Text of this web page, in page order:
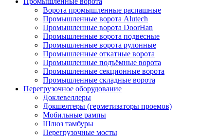
Ворота промышленные распашные
Промышленные ворота Alutech
Промышленные ворота DoorHan
Промышленные ворота подвесные
Промышленные ворота рулонные
Промышленные откатные ворота
Промышленные подъёмные ворота
Промышленные секционные ворота
Промышленные складные ворота
Перегрузочное оборудование
Доклевеллеры
Докшелтеры (герметизаторы проемов)
Мобильные рампы
Шлюз тамбуры
Перегрузочные мосты